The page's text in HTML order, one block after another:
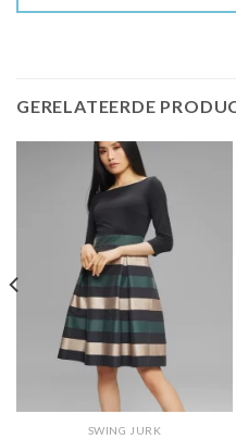
GERELATEERDE
SWING JURK